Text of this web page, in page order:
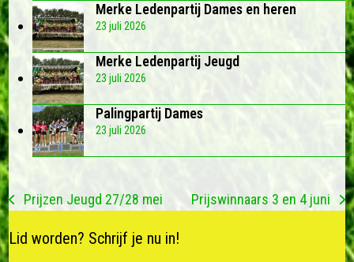
Merke Ledenpartij Dames en heren
23 juli 2026
Merke Ledenpartij Jeugd
23 juli 2026
Palingpartij Dames
23 juli 2026
previous
post:
Prijzen Jeugd 27/28 mei
next
Prijswinnaars 3 en 4 juni
Lid worden? Schrijf je nu in!